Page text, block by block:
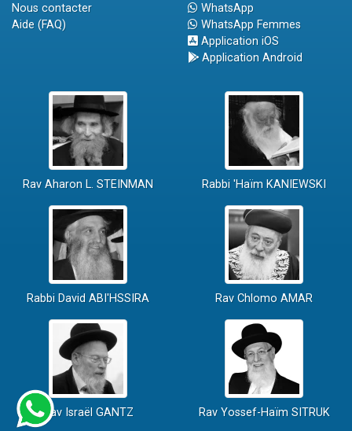
Nous contacter
Aide (FAQ)
WhatsApp
WhatsApp Femmes
Application iOS
Application Android
Rav Aharon L. STEINMAN Rabbi 'Haïm KANIEWSKI
Rabbi David ABI'HSSIRA Rav Chlomo AMAR
Rav Israël GANTZ Rav Yossef-Haïm SITRUK